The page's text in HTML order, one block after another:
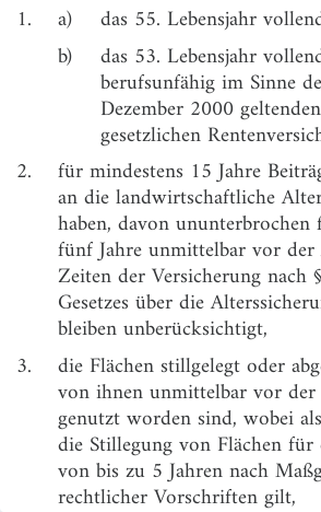
§ 4
Rückbehalt
Leistungen an Hinterbliebene
Höhe der Leistung
Beginn und Ende der Leistung,
§ 8
Zusammentreffen mit
Zweiter Abschnitt
Landwirtschaftliche Arbeitnehmer
Familienangehörige
Berechtigter Personenkreis
Höhe der Leistung
Beginn und Ende der Leistung,
Zusammentreffen mit
Beendigung einer
Flächenstillegung,
1.
a)
das 55. Lebensjahr
b)
das 53. Lebensjahr
berufsunfähig im Sinne
Dezember 2000
gesetzlichen
2.
für mindestens 15 Jahre
an die landwirtschaftliche
haben, davon ununterbrochen
fünf Jahre unmittelbar vor
Zeiten der Versicherung nach
Gesetzes über die
bleiben unberücksichtigt,
3.
die Flächen stillgelegt oder
von ihnen unmittelbar vor
genutzt worden sind, wobei
die Stillegung von Flächen
von bis zu 5 Jahren nach
rechtlicher Vorschriften gilt,